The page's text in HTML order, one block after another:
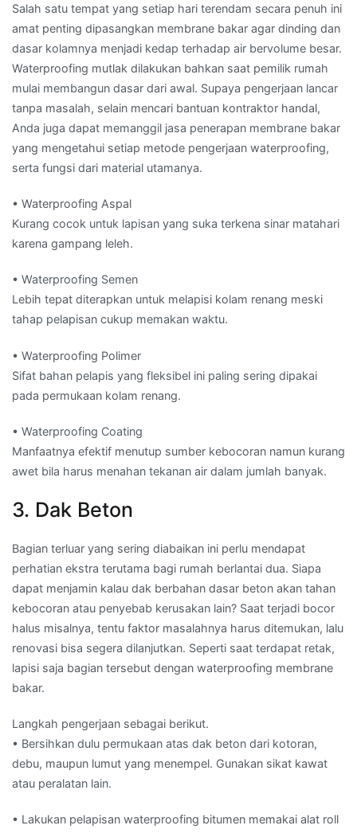
Salah satu tempat yang setiap hari terendam secara penuh ini
amat penting dipasangkan membrane bakar agar dinding dan
dasar kolamnya menjadi kedap terhadap air bervolume besar.
Waterproofing mutlak dilakukan bahkan saat pemilik rumah
mulai membangun dasar dari awal. Supaya pengerjaan lancar
tanpa masalah, selain mencari bantuan kontraktor handal,
Anda juga dapat memanggil jasa penerapan membrane bakar
yang mengetahui setiap metode pengerjaan waterproofing,
serta fungsi dari material utamanya.
• Waterproofing Aspal
Kurang cocok untuk lapisan yang suka terkena sinar matahari
karena gampang leleh.
• Waterproofing Semen
Lebih tepat diterapkan untuk melapisi kolam renang meski
tahap pelapisan cukup memakan waktu.
• Waterproofing Polimer
Sifat bahan pelapis yang fleksibel ini paling sering dipakai
pada permukaan kolam renang.
• Waterproofing Coating
Manfaatnya efektif menutup sumber kebocoran namun kurang
awet bila harus menahan tekanan air dalam jumlah banyak.
3. Dak Beton
Bagian terluar yang sering diabaikan ini perlu mendapat
perhatian ekstra terutama bagi rumah berlantai dua. Siapa
dapat menjamin kalau dak berbahan dasar beton akan tahan
kebocoran atau penyebab kerusakan lain? Saat terjadi bocor
halus misalnya, tentu faktor masalahnya harus ditemukan, lalu
renovasi bisa segera dilanjutkan. Seperti saat terdapat retak,
lapisi saja bagian tersebut dengan waterproofing membrane
bakar.
Langkah pengerjaan sebagai berikut.
• Bersihkan dulu permukaan atas dak beton dari kotoran,
debu, maupun lumut yang menempel. Gunakan sikat kawat
atau peralatan lain.
• Lakukan pelapisan waterproofing bitumen memakai alat roll